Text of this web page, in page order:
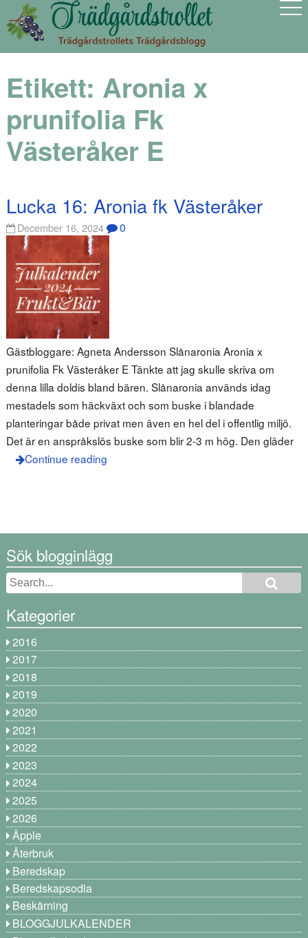
Etikett: Aronia x
prunifolia Fk
Västeråker E
Lucka 16: Aronia fk Västeråker
December 16, 2024 0
Gästbloggare: Agneta Andersson Slånaronia Aronia x
prunifolia Fk Västeråker E Tänkte att jag skulle skriva om
denna lilla doldis bland bären. Slånaronia används idag
mestadels som häckväxt och som buske i blandade
planteringar både privat men även en hel del i offentlig miljö.
Det är en anspråkslös buske som blir 2-3 m hög. Den gläder
Continue reading
Sök blogginlägg
Kategorier
2016
2017
2018
2019
2020
2021
2022
2023
2024
2025
2026
Äpple
Återbruk
Beredskap
Beredskapsodla
Beskärning
BLOGGJULKALENDER